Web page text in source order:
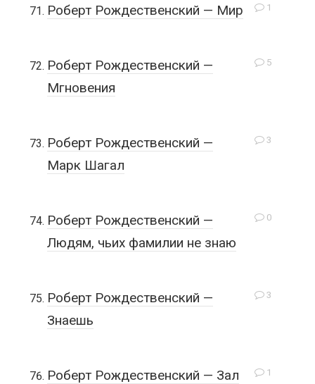
1
Роберт Рождественский — Мир
5
Роберт Рождественский —
Мгновения
3
Роберт Рождественский —
Марк Шагал
0
Роберт Рождественский —
Людям, чьих фамилии не знаю
3
Роберт Рождественский —
Знаешь
1
Роберт Рождественский — Зал